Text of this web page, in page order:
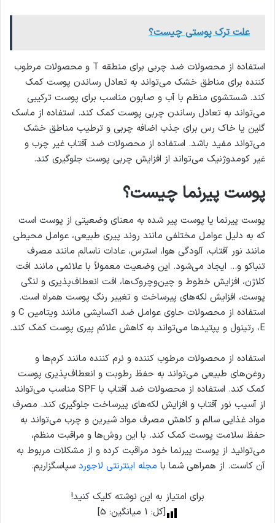
علت ترک پوستی چیست؟
استفاده از محصولات ضد چربی برای منطقه T و محصولات مرطوب
کننده برای مناطق خشک می‌تواند به تعادل رساندن پوست کمک
کند. شستشوی منظم با آب و صابون مناسب برای پوست ترکیبی
می‌تواند به تعادل رساندن چربی پوست کمک کند. استفاده از ماسک
گلین یا خاک رس برای جذب اضافه چربی و ترطیب مناطق خشک
می‌تواند مفید باشد. استفاده از محصولات ضد آفتاب غیر چرب و
غیر کومدوژنیک می‌تواند از افزایش چربی پوست جلوگیری کند.
پوست پیرنما چیست؟
پوست پیرنما یا پوست پیر شده به معنای وضعیتی از پوست است
که به دلیل عوامل مختلفی مانند روند پیری طبیعی، عوامل محیطی
مانند نور آفتاب، آلودگی هوا، استرس، عادات ناسالم مانند مصرف
تنباکو و… ایجاد می‌شود. این وضعیت معمولاً با علائمی مانند افت
کلاژن، افزایش خطوط و چین‌وچروک‌ها، افت انعطاف‌پذیری و لنگی
پوست، افزایش لکه‌های پیرساخت و تغییر رنگ پوست همراه است.
استفاده از محصولات حاوی عوامل ضد اکسایشی مانند ویتامین C و
E، رتینول و پپتیدها می‌تواند به کاهش علائم پیری پوست کمک کند.
استفاده از محصولات مرطوب کننده و نرم کننده مانند کرم‌ها و
روغن‌های طبیعی می‌تواند به حفظ رطوبت و انعطاف‌پذیری پوست
کمک کند. استفاده از محصولات ضد آفتاب با SPF مناسب می‌تواند
از آسیب نور آفتاب و افزایش لکه‌های پیرساخت جلوگیری کند. مصرف
مواد غذایی سالم و کاهش مصرف مواد شیرین و چرب می‌تواند به
حفظ سلامت پوست کمک کند. با این روش‌ها و مراقبت منظم،
می‌توانید از پوست پیرنما خود مراقبت کرده و از مشکلات مربوط به
آن کاست. از همراهی شما با مجله اینترنتی لاجورد سپاسگزاریم.
برای امتیاز به این نوشته کلیک کنید!
[کل: 1 میانگین: 5
]